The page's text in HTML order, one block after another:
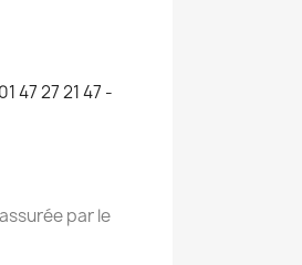
47 27 21 47 -
par le